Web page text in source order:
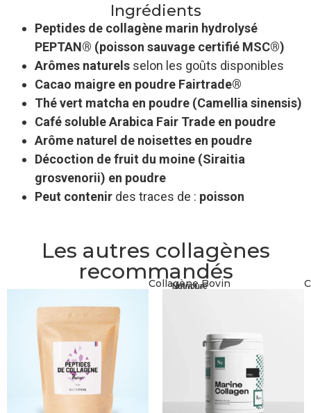
Ingrédients
Peptides de collagène marin hydrolysé
PEPTAN® (poisson sauvage certifié MSC®)
Arômes naturels selon les goûts disponibles
Cacao maigre en poudre Fairtrade®
Thé vert matcha en poudre (Camellia sinensis)
Café soluble Arabica Fair Trade en poudre
Arôme naturel de noisettes en poudre
Décoction de fruit du moine (Siraitia
grosvenorii) en poudre
Peut contenir des traces de : poisson
Les autres collagènes
recommandés
Collagène Bovin
Nutripure
20,61€